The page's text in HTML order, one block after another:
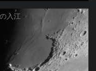
入江